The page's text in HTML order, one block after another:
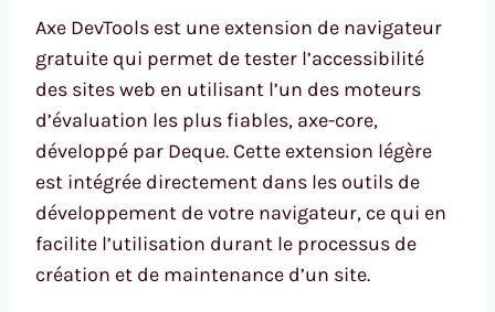
Axe DevTools est une extension de navigateur
gratuite qui permet de tester l’accessibilité
des sites web en utilisant l’un des moteurs
d’évaluation les plus fiables, axe-core,
développé par Deque. Cette extension légère
est intégrée directement dans les outils de
développement de votre navigateur, ce qui en
facilite l’utilisation durant le processus de
création et de maintenance d’un site.